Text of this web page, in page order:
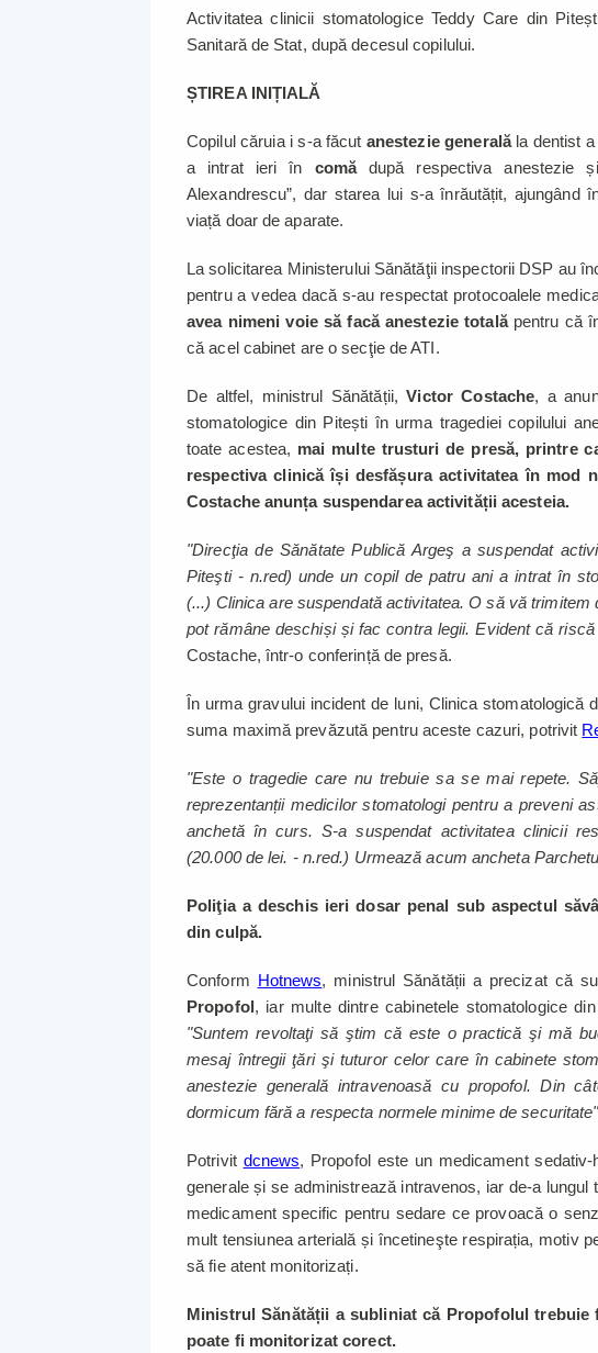
Activitatea clinicii stomatologice Teddy Care din
Sanitară de Stat, după decesul copilului.
ȘTIREA INIȚIALĂ
Copilul căruia i s-a făcut anestezie generalăla dentist a
a intrat ieri în comădupă respectiva anestezie
Alexandrescu”, dar starea lui s-a înrăutățit, ajungând
viață doar de aparate.
La solicitarea Ministerului Sănătăţii inspectorii DSP au
pentru a vedea dacă s-au respectat protocoalele
avea nimeni voie să facă anestezie totalăpentru că
că acel cabinet are o secţie de ATI.
De altfel, ministrul Sănătății, Victor Costache, a
stomatologice din Pitești în urma tragediei copilului
toate acestea, mai multe trusturi de presă, printre
respectiva clinică își desfășura activitatea în mod
Costache anunța suspendarea activității acesteia.
"Direcţia de Sănătate Publică Argeş a suspendat
Piteşti - n.red) unde un copil de patru ani a intrat în
(...) Clinica are suspendată activitatea. O să vă trimitem
pot rămâne deschiși și fac contra legii. Evident că
Costache, într-o conferință de presă.
În urma gravului incident de luni, Clinica stomatologică
suma maximă prevăzută pentru aceste cazuri, potrivit
"Este o tragedie care nu trebuie sa se mai repete.
reprezentanții medicilor stomatologi pentru a preveni
anchetă în curs. S-a suspendat activitatea clinicii
(20.000 de lei. - n.red.) Urmează acum ancheta
Poliţia a deschis ieri dosar penal sub aspectul
din culpă.
Conform Hotnews, ministrul Sănătății a precizat că
Propofol, iar multe dintre cabinetele stomatologice
"Suntem revoltaţi să ştim că este o practică şi mă
mesaj întregii ţări şi tuturor celor care în cabinete
anestezie generală intravenoasă cu propofol. Din
dormicum fără a respecta normele minime de
Potrivit dcnews, Propofol este un medicament
generale și se administrează intravenos, iar de-a lungul
medicament specific pentru sedare ce provoacă o
mult tensiunea arterială și încetineşte respirația, motiv
să fie atent monitorizați.
Ministrul Sănătății a subliniat că Propofolul
poate fi monitorizat corect.